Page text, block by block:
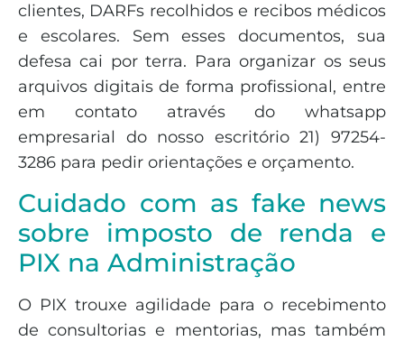
clientes, DARFs recolhidos e recibos médicos
e escolares. Sem esses documentos, sua
defesa cai por terra. Para organizar os seus
arquivos digitais de forma profissional, entre
em contato através do whatsapp
empresarial do nosso escritório 21) 97254-
3286 para pedir orientações e orçamento.
Cuidado com as fake news
sobre imposto de renda e
PIX na Administração
O PIX trouxe agilidade para o recebimento
de consultorias e mentorias, mas também